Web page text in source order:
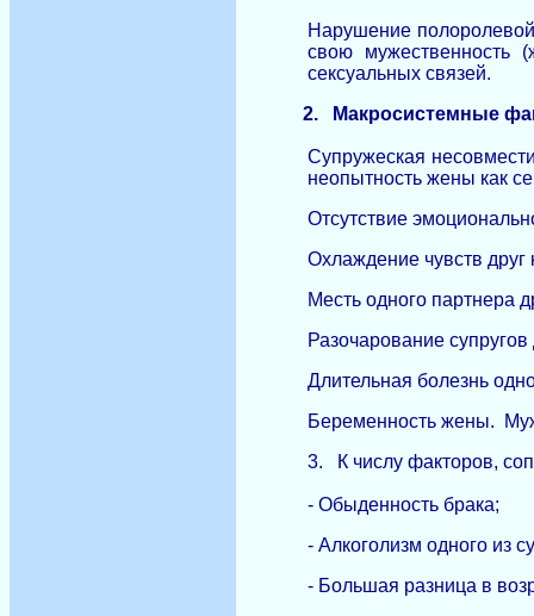
Нарушение
свою мужественность
сексуальных связей.
2.
Макросистемные
Супружеская
неопытность жены как
Отсутствие
Охлаждение чувств друг
Месть одного партнера
Разочарование супругов
Длительная болезнь
Беременность жены.
3.
К числу факторов,
- Обыденность брака;
- Алкоголизм одного из
- Большая разница в